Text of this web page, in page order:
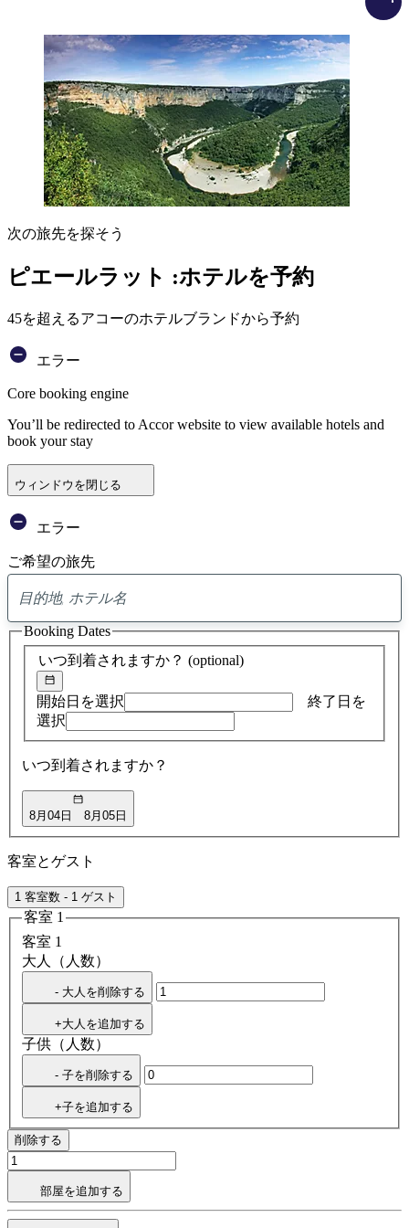
次の旅先を探そう
ピエールラット :ホテルを予約
45を超えるアコーのホテルブランドから予約
エラー
Core booking engine
You’ll be redirected to Accor website to view available hotels and
book your stay
ウィンドウを閉じる
エラー
ご希望の旅先
ア
ド
バ
イ
検
索
いつ到着されますか？ (optional)
開始日を選択
終了日を
選択
いつ到着されますか？
8月04日 8月05日
Booking Dates
客室とゲスト
1 客室数 - 1 ゲスト
客室 1
客室 1
大人（人数）
- 大人を削除する
+大人を追加する
子供（人数）
- 子を削除する
+子を追加する
削除する
部屋を追加する